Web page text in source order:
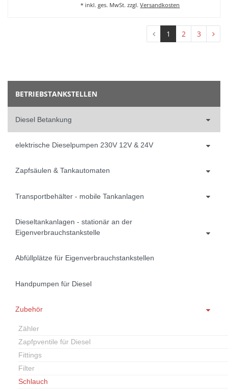
BETRIEBSTANKSTELLEN
Diesel Betankung
elektrische Dieselpumpen 230V 12V & 24V
Zapfsäulen & Tankautomaten
Transportbehälter - mobile Tankanlagen
Dieseltankanlagen - stationär an der
Eigenverbrauchstankstelle
Abfüllplätze für Eigenverbrauchstankstellen
Handpumpen für Diesel
Zubehör
Zähler
Zapfpventile für Diesel
Fittings
Filter
Schlauch
* inkl. ges. MwSt. zzgl.Versandkosten
1 2 3